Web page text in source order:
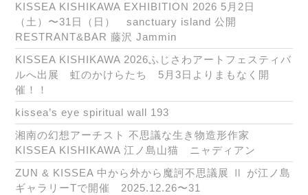
KISSEA KISHIKAWA EXHIBITION 2026 5月2日
（土）〜31日（日） sanctuary island 公開
RESTRANT&BAR 藤沢 Jammin
KISSEA KISHIKAWA 2026ふじさわアートフェスティバ
ルへ出展 虹のかけらたち 5月3日よりまもなく開
催！！
kissea’s eye spiritual wall 193
湘南の幻想アーチスト 不思議な生き物造形作家
KISSEA KISHIKAWA 江ノ島山猫 ニャディアン
ZUN & KISSEA 中から外から魔訶不思議展 Ⅱ が江ノ島
ギャラリーTで開催 2025.12.26〜31